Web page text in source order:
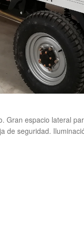
Gran espacio lateral
de seguridad.